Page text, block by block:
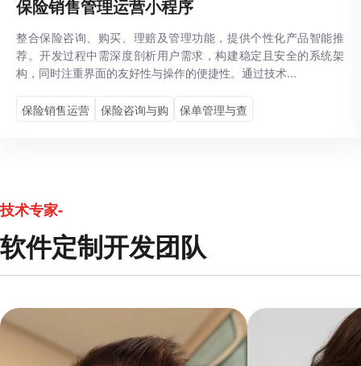
保险销售管理运营小程序
整合保险咨询、购买、理赔及管理功能，提供个性化产品智能推
荐。开发过程中需深度剖析用户需求，构建稳定且安全的系统架
构，同时注重界面的友好性与操作的便捷性。通过技术...
保险销售运营 保险咨询与购 保单管理与查
技术专家-
软件定制开发团队